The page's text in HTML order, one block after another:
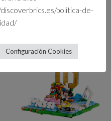
politica-de-
Configuración Cookies